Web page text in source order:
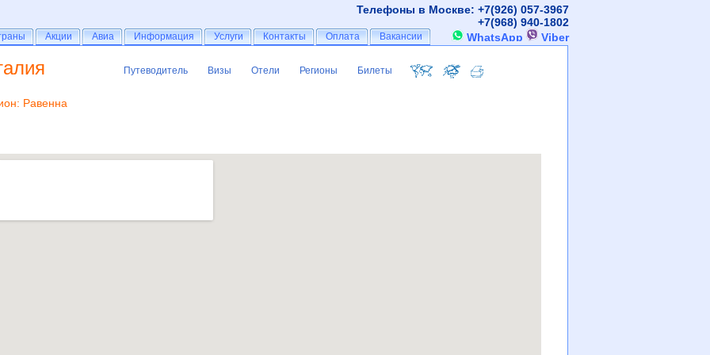
Путеводитель
Путеводитель Визы
Визы Отели
Отели Регионы
Регионы Билеты
Билеты
Равенна
Телефоны в Москве: +7(926) 057-3967
+7(968) 940-1802
WhatsApp
Viber
Акции
Акции Авиа
Авиа Информация
Информация Услуги
Услуги Контакты
Контакты Оплата
Оплата Вакансии
Вакансии